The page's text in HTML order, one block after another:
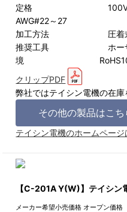
定格 100V/
AWG#22～27
加工方法 圧着
推奨工具 ホーザン
境 RoHS10物
クリップPDF
弊社ではテイシン電機の在
その他の製品はこ
テイシン電機のホームページ
【C-201A Y(W)】テイシン
メーカー希望小売価格 オープン価格